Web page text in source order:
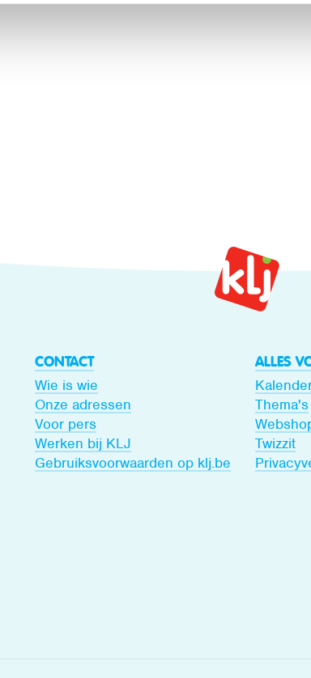
CONTACT
Wie is wie
Onze adressen
Voor pers
Werken bij KLJ
Gebruiksvoorwaarden op klj.be
ALLES
Thema's
Twizzit